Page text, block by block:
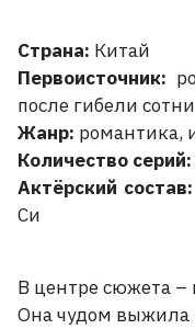
Страна: Китай
Первоисточник:
после гибели
Жанр: романтика,
Количество серий:
Актёрский состав:
Си
В центре сюжета –
Она чудом выжила